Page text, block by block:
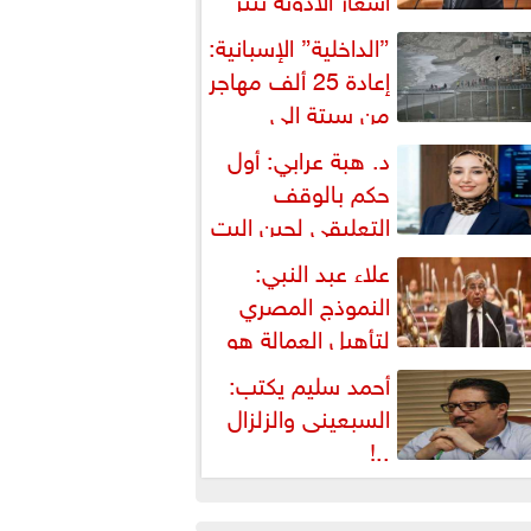
دستورية ويهدد حق
”الداخلية” الإسبانية:
إعادة 25 ألف مهاجر
من سبتة إلى
وارتفاع حصيلة...
د. هبة عرابي: أول
حكم بالوقف
التعليقي لحين البت
الطعن على... علاء عبد النبي:
النموذج المصري
لتأهيل العمالة هو
العملي والأمثل لأزمات...
أحمد سليم يكتب:
السبعينى والزلزال
..!